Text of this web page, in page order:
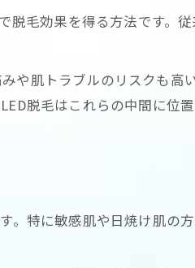
脱毛効果を得る方法です。
や肌トラブルのリスクも高
脱毛はこれらの中間に位
。特に敏感肌や日焼け肌の